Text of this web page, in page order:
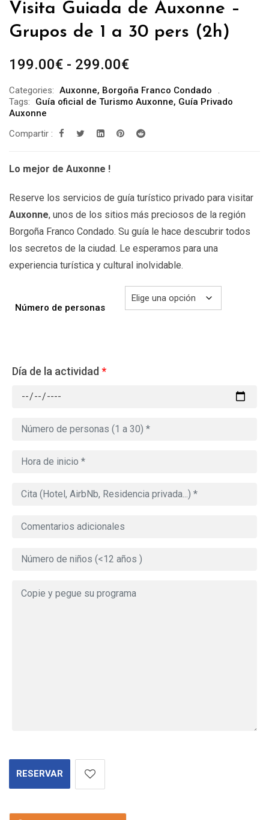
Visita Guiada de Auxonne –
Grupos de 1 a 30 pers (2h)
199.00€ - 299.00€Rango
precios:
199.00€
Categories: Auxonne, Borgoña Franco Condado
Tags:
Guía oficial de Turismo Auxonne, Guía Privado
Auxonne
Compartir :
Lo mejor de Auxonne !
Reserve los servicios de guía turístico privado para visitar
Auxonne, unos de los sitios más preciosos de la región
Borgoña Franco Condado. Su guía le hace descubrir todos
los secretos de la ciudad. Le esperamos para una
experiencia turística y cultural inolvidable.
Número de personas
Día de la actividad*
RESERVAR